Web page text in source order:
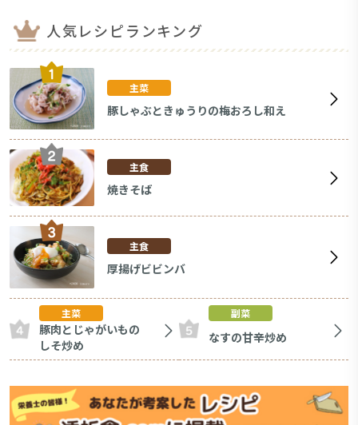
人気レシピランキング
主菜
豚しゃぶときゅうりの梅おろし和え
主食
焼きそば
主食
厚揚げビビンバ
主菜
豚肉とじゃがいもの
しそ炒め
副菜
なすの甘辛炒め